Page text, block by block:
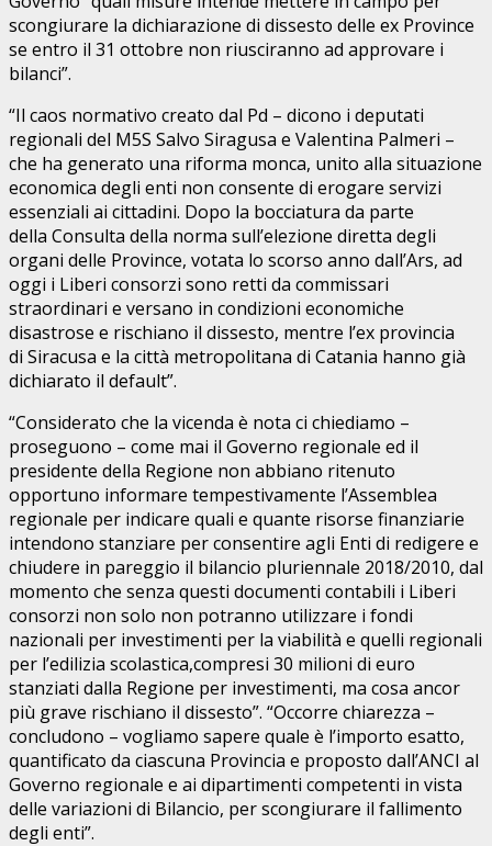
scongiurare la dichiarazione di dissesto delle ex Province
se entro il 31 ottobre non riusciranno ad approvare i
bilanci”.
“Il caos normativo creato dal Pd – dicono i deputati
regionali del M5S Salvo Siragusa e Valentina Palmeri –
che ha generato una riforma monca, unito alla situazione
economica degli enti non consente di erogare servizi
essenziali ai cittadini. Dopo la bocciatura da parte
della Consulta della norma sull’elezione diretta degli
organi delle Province, votata lo scorso anno dall’Ars, ad
oggi i Liberi consorzi sono retti da commissari
straordinari e versano in condizioni economiche
disastrose e rischiano il dissesto, mentre l’ex provincia
di Siracusa e la città metropolitana di Catania hanno già
dichiarato il default”.
“Considerato che la vicenda è nota ci chiediamo –
proseguono – come mai il Governo regionale ed il
presidente della Regione non abbiano ritenuto
opportuno informare tempestivamente l’Assemblea
regionale per indicare quali e quante risorse finanziarie
intendono stanziare per consentire agli Enti di redigere e
chiudere in pareggio il bilancio pluriennale 2018/2010, dal
momento che senza questi documenti contabili i Liberi
consorzi non solo non potranno utilizzare i fondi
nazionali per investimenti per la viabilità e quelli regionali
per l’edilizia scolastica,compresi 30 milioni di euro
stanziati dalla Regione per investimenti, ma cosa ancor
più grave rischiano il dissesto”. “Occorre chiarezza –
concludono – vogliamo sapere quale è l’importo esatto,
quantificato da ciascuna Provincia e proposto dall’ANCI al
Governo regionale e ai dipartimenti competenti in vista
delle variazioni di Bilancio, per scongiurare il fallimento
degli enti”.